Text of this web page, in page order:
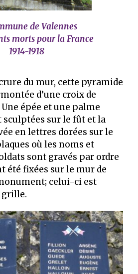
de Valennes
morts pour la France
1914-1918
du mur, cette pyramide
d’une croix de
épée et une palme
sculptées sur le fût et la
en lettres dorées sur le
où les noms et
sont gravés par ordre
été fixées sur le mur de
celui-ci est
grille.